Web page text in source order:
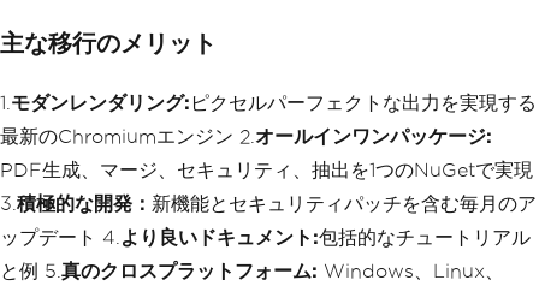
主な移行のメリット
1. モダンレンダリング: ピクセルパーフェクトな出力を実現する
最新のChromiumエンジン 2. オールインワンパッケージ:
PDF生成、マージ、セキュリティ、抽出を1つのNuGetで実現
3. 積極的な開発： 新機能とセキュリティパッチを含む毎月のア
ップデート 4. より良いドキュメント:包括的なチュートリアル
と例 5. 真のクロスプラットフォーム: Windows、Linux、